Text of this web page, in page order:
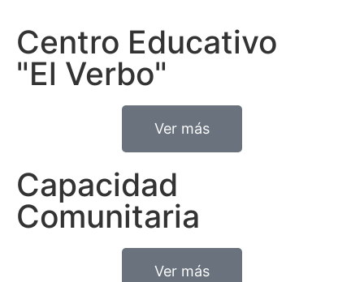
Centro Educativo
"El Verbo"
Ver más
Capacidad
Comunitaria
Ver más